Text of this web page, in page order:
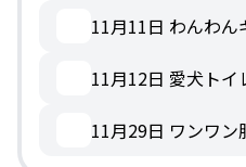
11月11日 わんわん
11月12日 愛犬トイ
11月29日 ワンワン